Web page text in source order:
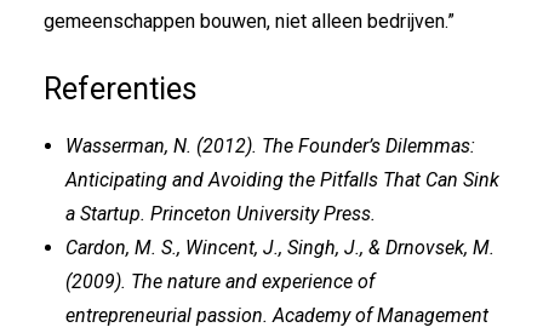
gemeenschappen bouwen, niet alleen bedrijven.”
Referenties
Wasserman, N. (2012). The Founder’s Dilemmas:
Anticipating and Avoiding the Pitfalls That Can Sink
a Startup. Princeton University Press.
Cardon, M. S., Wincent, J., Singh, J., & Drnovsek, M.
(2009). The nature and experience of
entrepreneurial passion. Academy of Management